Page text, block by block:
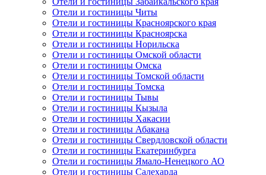
Отели и гостиницы Читы
Отели и гостиницы Красноярского края
Отели и гостиницы Красноярска
Отели и гостиницы Норильска
Отели и гостиницы Омской области
Отели и гостиницы Омска
Отели и гостиницы Томской области
Отели и гостиницы Томска
Отели и гостиницы Тывы
Отели и гостиницы Кызыла
Отели и гостиницы Хакасии
Отели и гостиницы Абакана
Отели и гостиницы Свердловской области
Отели и гостиницы Екатеринбурга
Отели и гостиницы Ямало-Ненецкого АО
Отели и гостиницы Салехарда